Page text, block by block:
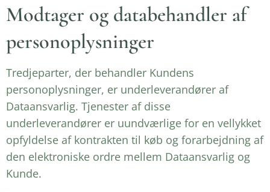
Modtager og databehandler af
personoplysninger
Tredjeparter, der behandler Kundens
personoplysninger, er underleverandører af
Dataansvarlig. Tjenester af disse
underleverandører er uundværlige for en vellykket
opfyldelse af kontrakten til køb og forarbejdning af
den elektroniske ordre mellem Dataansvarlig og
Kunde.